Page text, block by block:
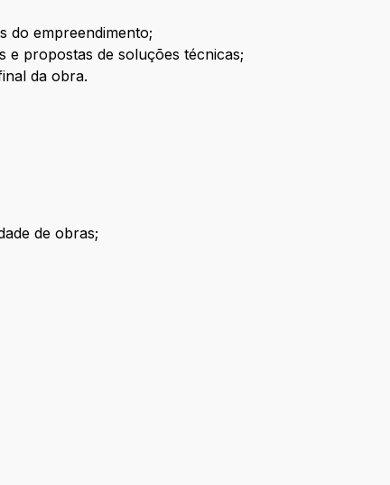
do empreendimento;
e propostas de soluções técnicas;
da obra.
de obras;